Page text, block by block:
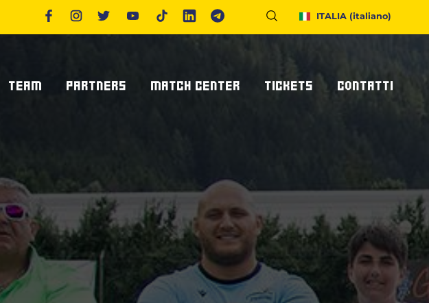
ITALIA (italiano)
TEAM
Club Dei Centurioni
PARTNERS
Diventa Sponsor/partner
MATCH CENTER TICKETS CONTATTI
Come Raggiungerci
Alloggiare A Parma